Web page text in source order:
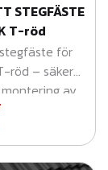
STEGFÄSTE
T-röd
för
röd – säker
av